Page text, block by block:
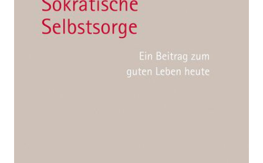
Selbstsorge